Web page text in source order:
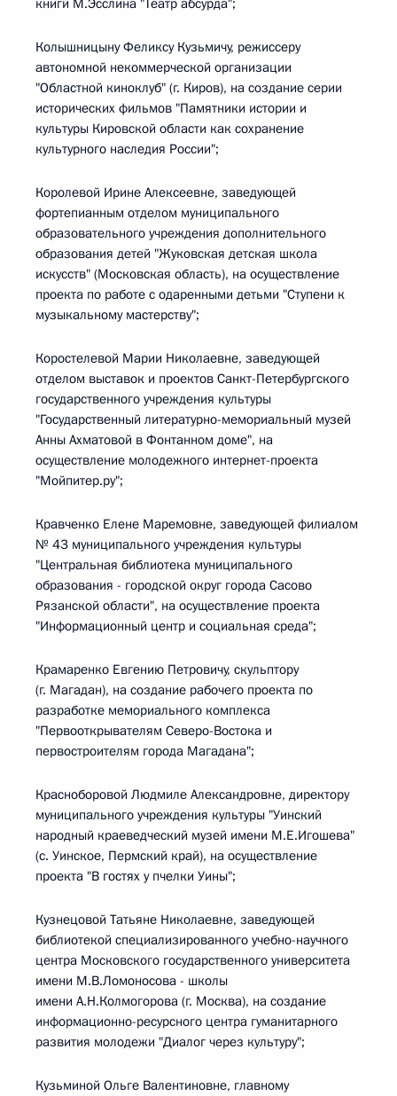
книги М.Эсслина "Театр абсурда";
Колышницыну Феликсу Кузьмичу, режиссеру
автономной некоммерческой организации
"Областной киноклуб" (г. Киров), на создание серии
исторических фильмов "Памятники истории и
культуры Кировской области как сохранение
культурного наследия России";
Королевой Ирине Алексеевне, заведующей
фортепианным отделом муниципального
образовательного учреждения дополнительного
образования детей "Жуковская детская школа
искусств" (Московская область), на осуществление
проекта по работе с одаренными детьми "Ступени к
музыкальному мастерству";
Коростелевой Марии Николаевне, заведующей
отделом выставок и проектов Санкт-Петербургского
государственного учреждения культуры
"Государственный литературно-мемориальный музей
Анны Ахматовой в Фонтанном доме", на
осуществление молодежного интернет-проекта
"Мойпитер.ру";
Кравченко Елене Маремовне, заведующей филиалом
№ 43 муниципального учреждения культуры
"Центральная библиотека муниципального
образования - городской округ города Сасово
Рязанской области", на осуществление проекта
"Информационный центр и социальная среда";
Крамаренко Евгению Петровичу, скульптору
(г. Магадан), на создание рабочего проекта по
разработке мемориального комплекса
"Первооткрывателям Северо-Востока и
первостроителям города Магадана";
Красноборовой Людмиле Александровне, директору
муниципального учреждения культуры "Уинский
народный краеведческий музей имени М.Е.Игошева"
(с. Уинское, Пермский край), на осуществление
проекта "В гостях у пчелки Уины";
Кузнецовой Татьяне Николаевне, заведующей
библиотекой специализированного учебно-научного
центра Московского государственного университета
имени М.В.Ломоносова - школы
имени А.Н.Колмогорова (г. Москва), на создание
информационно-ресурсного центра гуманитарного
развития молодежи "Диалог через культуру";
Кузьминой Ольге Валентиновне, главному